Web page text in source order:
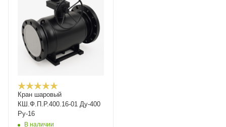
Кран шаровый
КШ.Ф.П.Р.400.16-01 Ду-400
Ру-16
В наличии